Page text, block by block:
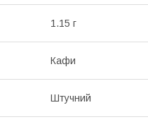
1.15 г
Кафи
Штучний